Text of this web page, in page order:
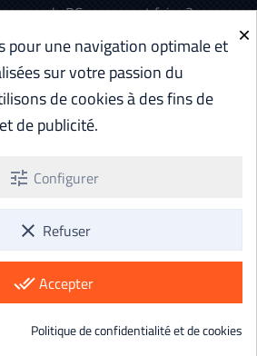
RC : comment faire ?
(RC)
thermique : comment choisir
: comparatif et quel choix
et Conseils ...
Stripe · Livraison gratuite
— Tous droits réservés.
×
pour une navigation optimale et
sur votre passion du
de cookies à des fins de
de publicité.
tune Configurer
clear Refuser
done_allAccepter
Politique de confidentialité et de cookies